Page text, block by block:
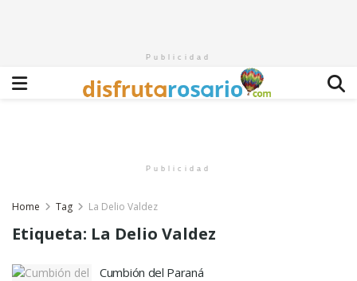
Publicidad
Publicidad
Home Tag La Delio Valdez
Etiqueta: La Delio Valdez
Cumbión del Paraná